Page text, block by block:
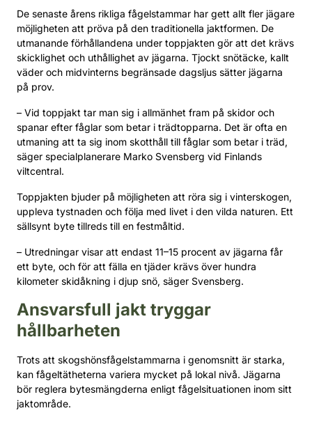
De senaste årens rikliga fågelstammar har gett allt fler jägare
möjligheten att pröva på den traditionella jaktformen. De
utmanande förhållandena under toppjakten gör att det krävs
skicklighet och uthållighet av jägarna. Tjockt snötäcke, kallt
väder och midvinterns begränsade dagsljus sätter jägarna
på prov.
– Vid toppjakt tar man sig i allmänhet fram på skidor och
spanar efter fåglar som betar i trädtopparna. Det är ofta en
utmaning att ta sig inom skotthåll till fåglar som betar i träd,
säger specialplanerare Marko Svensberg vid Finlands
viltcentral.
Toppjakten bjuder på möjligheten att röra sig i vinterskogen,
uppleva tystnaden och följa med livet i den vilda naturen. Ett
sällsynt byte tillreds till en festmåltid.
– Utredningar visar att endast 11–15 procent av jägarna får
ett byte, och för att fälla en tjäder krävs över hundra
kilometer skidåkning i djup snö, säger Svensberg.
Ansvarsfull jakt tryggar
hållbarheten
Trots att skogshönsfågelstammarna i genomsnitt är starka,
kan fågeltätheterna variera mycket på lokal nivå. Jägarna
bör reglera bytesmängderna enligt fågelsituationen inom sitt
jaktområde.